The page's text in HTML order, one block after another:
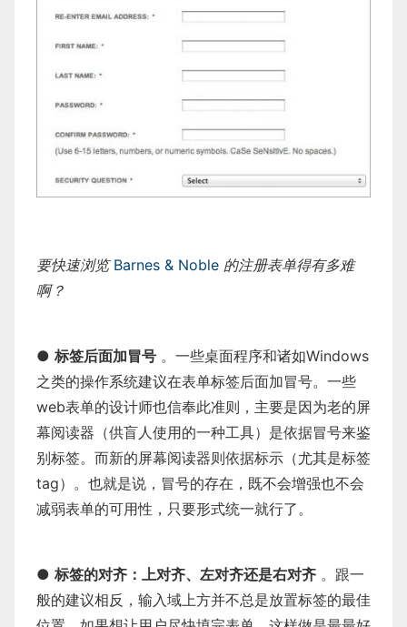
要快速浏览 Barnes & Noble 的注册表单得有多难
啊？
● 标签后面加冒号 。一些桌面程序和诸如Windows
之类的操作系统建议在表单标签后面加冒号。一些
web表单的设计师也信奉此准则，主要是因为老的屏
幕阅读器（供盲人使用的一种工具）是依据冒号来鉴
别标签。而新的屏幕阅读器则依据标示（尤其是标签
tag）。也就是说，冒号的存在，既不会增强也不会
减弱表单的可用性，只要形式统一就行了。
● 标签的对齐：上对齐、左对齐还是右对齐 。跟一
般的建议相反，输入域上方并不总是放置标签的最佳